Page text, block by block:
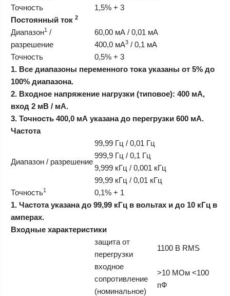
Точность
1,5% + 3
Постоянный ток 2
Диапазон1 /
разрешение
60,00 мА / 0,01 мА
400,0 мА3 / 0,1 мА
Точность
0,5% + 3
1. Все диапазоны переменного тока указаны от 5% до
100% диапазона.
2. Входное напряжение нагрузки (типовое): 400 мА,
вход 2 мВ / мА.
3. Точность 400,0 мА указана до перегрузки 600 мА.
Частота
Диапазон / разрешение
99,99 Гц / 0,01 Гц
999,9 Гц / 0,1 Гц
9,999 кГц / 0,001 кГц
99,99 кГц / 0,01 кГц
Точность1
0,1% + 1
1. Частота указана до 99,99 кГц в вольтах и до 10 кГц в
амперах.
Входные характеристики
защита от
перегрузки
1100 В RMS
входное
сопротивление
(номинальное)
>10 МОм <100
пФ